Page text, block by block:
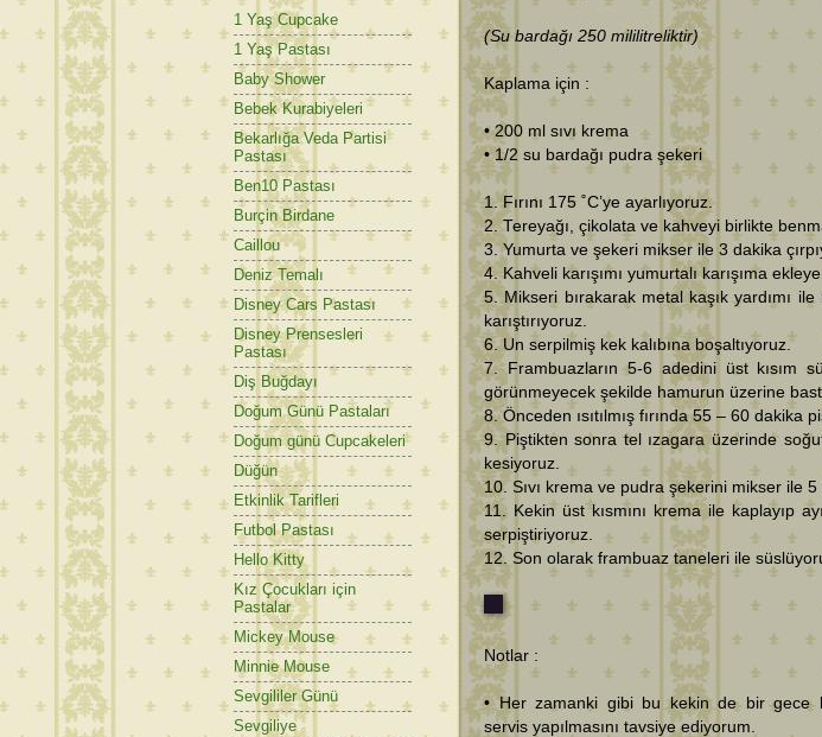
(Su bardağı 250 mililitreliktir)
Kaplama için :
• 200 ml sıvı krema
• 1/2 su bardağı pudra şekeri
1. Fırını 175 ˚C’ye ayarlıyoruz.
2. Tereyağı, çikolata ve kahveyi birlikte
3. Yumurta ve şekeri mikser ile 3 dakika
4. Kahveli karışımı yumurtalı karışıma
5. Mikseri bırakarak metal kaşık yardımı
karıştırıyoruz.
6. Un serpilmiş kek kalıbına boşaltıyoruz.
7. Frambuazların 5-6 adedini üst kısım
görünmeyecek şekilde hamurun üzerine
8. Önceden ısıtılmış fırında 55 – 60 dakika
9. Piştikten sonra tel ızagara üzerinde
kesiyoruz.
10. Sıvı krema ve pudra şekerini mikser ile 5
11. Kekin üst kısmını krema ile kaplayıp
serpiştiriyoruz.
12. Son olarak frambuaz taneleri ile
Notlar :
• Her zamanki gibi bu kekin de bir gece
servis yapılmasını tavsiye ediyorum.
1 Yaş Cupcake
1 Yaş Pastası
Baby Shower
Bebek Kurabiyeleri
Bekarlığa Veda Partisi
Pastası
Ben10 Pastası
Burçin Birdane
Caillou
Deniz Temalı
Disney Cars Pastası
Disney Prensesleri
Pastası
Diş Buğdayı
Doğum Günü Pastaları
Doğum günü Cupcakeleri
Düğün
Etkinlik Tarifleri
Futbol Pastası
Hello Kitty
Kız Çocukları için
Pastalar
Mickey Mouse
Minnie Mouse
Sevgililer Günü
Sevgiliye